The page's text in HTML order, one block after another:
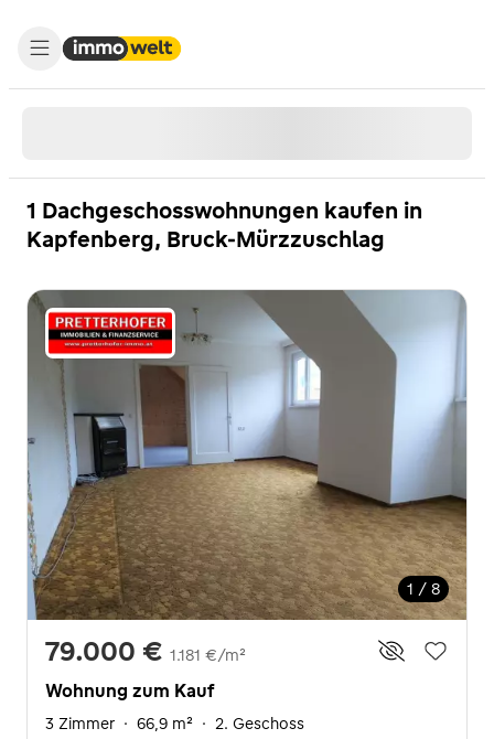
1 Dachgeschosswohnungen kaufen in
Kapfenberg, Bruck-Mürzzuschlag
1 / 8
79.000 € 1.181 €/m²
Wohnung zum Kauf
3 Zimmer · 66,9 m² · 2. Geschoss